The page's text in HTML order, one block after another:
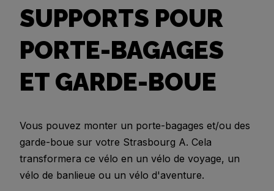
SUPPORTS POUR
PORTE-BAGAGES
ET GARDE-BOUE
Vous pouvez monter un porte-bagages et/ou des
garde-boue sur votre Strasbourg A. Cela
transformera ce vélo en un vélo de voyage, un
vélo de banlieue ou un vélo d'aventure.